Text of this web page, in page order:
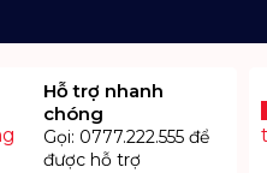
Hỗ trợ nhanh
chóng
Gọi: 0777.222.555 để
được hỗ trợ